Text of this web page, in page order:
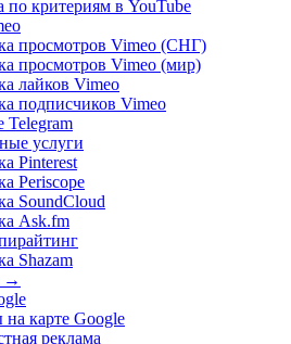
по критериям в YouTube
просмотров Vimeo (СНГ)
просмотров Vimeo (мир)
лайков Vimeo
подписчиков Vimeo
услуги
Pinterest
Periscope
SoundCloud
Ask.fm
Shazam
→
карте Google
реклама